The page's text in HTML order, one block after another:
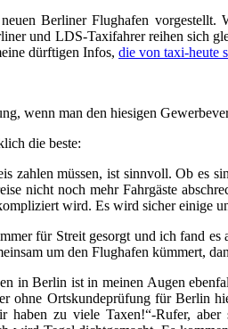
Berliner Flughafen
und LDS-Taxifahrer reihen sich
dürftigen Infos, die von taxi-heute
wenn man den hiesigen
die beste:
zahlen müssen, ist sinnvoll. Ob
nicht noch mehr Fahrgäste
wird. Es wird sicher einige
für Streit gesorgt und ich fand
um den Flughafen kümmert,
in Berlin ist in meinen Augen
ohne Ortskundeprüfung für Berlin
zu viele Taxen!“-Rufer,